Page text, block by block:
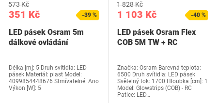
351 Kč
573 Kč
-39 %
LED pásek Osram 5m
dálkové ovládání
Délka [m]: 5 Druh svítidla: LED
pásek Materiál: plast Model:
4099854448676 Stmívatelné: Ano
Výkon [W]: 5
1 103 Kč
1 828 Kč
-40 %
LED pásek Osram Flex
COB 5M TW + RC
Značka: Osram Barevná teplota:
6500 Druh svítidla: LED pásek
Světelný tok: 1700 Hloubka [cm]: 1
Model: Glowstrips (COB) - RC
Patice: LED…